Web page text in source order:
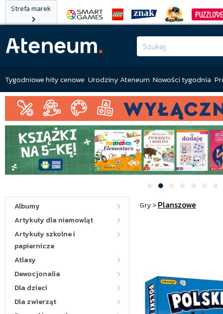
Strefa marek
Tygodniowe hity cenowe Urodziny Ateneum Nowości tygodnia
Albumy
Artykuły dla niemowląt
Artykuły szkolne i
papiernicze
Atlasy
Dewocjonalia
Dla dzieci
Dla zwierząt
Gry>Planszowe